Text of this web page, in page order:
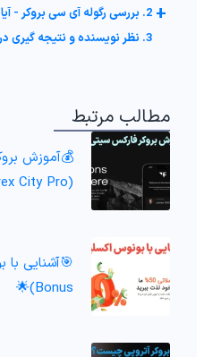
2. بررسی رگوله آی سی بروکر - آیا icbroker رگوله معتبر دارد؟ +
3. نظر نویسنده و نتیجه گیری در مورد کلاهبرداری آی سی بروکر
مطالب مرتبط
💰آموزش
(Forex City Pro)🎯
Bonus)🌟